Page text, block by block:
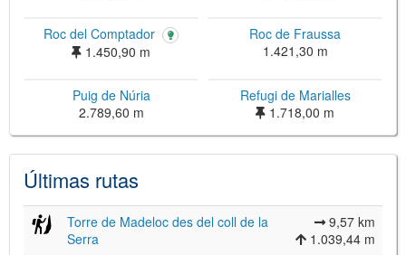
JS library for interactive maps
OpenTopoMap
©Institut Cartogràfic i Geològic de
Catalunya (CC BY-SH 4.0)
Roc del Comptador
1.450,90 m
Roc de Fraussa
1.421,30 m
Puig de Núria
2.789,60 m
Refugi de Marialles
1.718,00 m
Últimas rutas
Torre de Madeloc des del coll de la
Serra
9,57 km
1.039,44 m